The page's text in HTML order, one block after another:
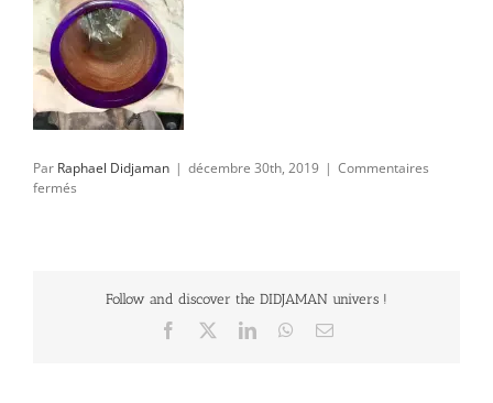
Par Raphael Didjaman | décembre 30th, 2019 | Commentaires
fermés
Follow and discover the DIDJAMAN univers !
Facebook LinkedInWhatsApp
Email